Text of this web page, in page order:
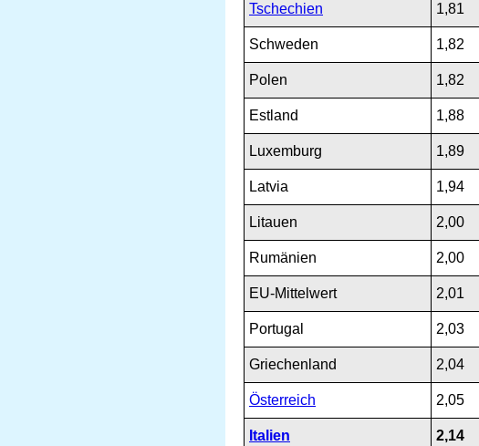
Tschechien 1,81
Schweden 1,82
Polen 1,82
Estland 1,88
Luxemburg 1,89
Latvia 1,94
Litauen 2,00
Rumänien 2,00
EU-Mittelwert 2,01
Portugal 2,03
Griechenland 2,04
Österreich 2,05
Italien 2,14